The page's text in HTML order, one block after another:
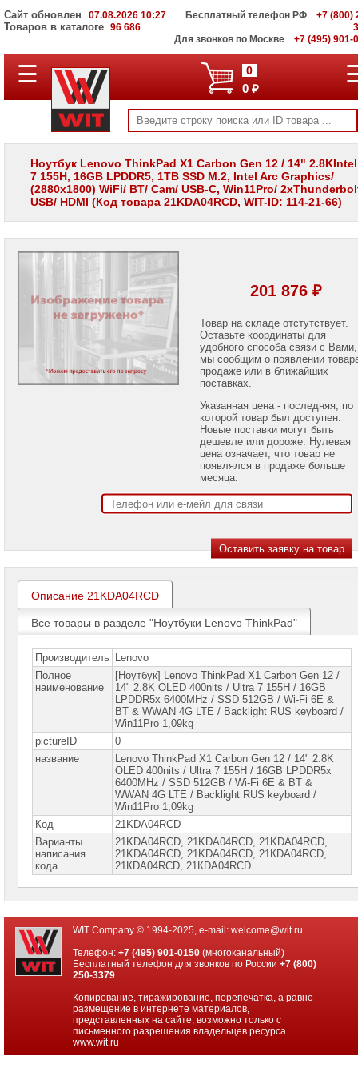
Сайт обновлен 07.08.2026 10:27
Товаров в каталоге 96 686
Бесплатный телефон РФ
+7 (800)
Для звонков по Москве
+7 (495) 901-
ПОЛНЫЙ
КАТАЛОГ
Корпоративные
серверы
WIT
Системы
хранения
данных
Мониторы
LCD
Проекторы
проекторов
MSI
Ноутбуки
Acer
Ноутбуки
Asus
Ноутбуки
Ноутбуки
HP
Ноутбуки
Lenovo
Планшеты
Lenovo
Ноутбуки
Lenovo
Xiaoxin
Ноутбуки
Ноутбуки
Lenovo
ThinkPad
☰ 0
0 ₽
Ноутбук Lenovo ThinkPad X1 Carbon Gen 12 / 14"
7 155H, 16GB LPDDR5, 1TB SSD M.2, Intel Arc Graphics/
(2880x1800) WiFi/ BT/ Cam/ USB-C, Win11Pro/
USB/ HDMI (Код товара 21KDA04RCD, WIT-ID: 114-21-66)
201 876 ₽
Товар на складе отстутствует.
Оставьте координаты для
удобного способа связи с Вами,
мы сообщим о появлении
продаже или в ближайших
поставках.
Указанная цена - последняя, по
которой товар был доступен.
Новые поставки могут быть
дешевле или дороже. Нулевая
цена означает, что товар не
появлялся в продаже больше
месяца.
Описание 21KDA04RCD
Все товары в разделе "Ноутбуки Lenovo ThinkPad"
Производитель
Lenovo
Полное
наименование
[Ноутбук] Lenovo ThinkPad X1 Carbon Gen 12 /
14" 2.8K OLED 400nits / Ultra 7 155H / 16GB
LPDDR5x 6400MHz / SSD 512GB / Wi-Fi 6E &
BT & WWAN 4G LTE / Backlight RUS keyboard /
Win11Pro 1,09kg
pictureID
0
название
Lenovo ThinkPad X1 Carbon Gen 12 / 14" 2.8K
OLED 400nits / Ultra 7 155H / 16GB LPDDR5x
6400MHz / SSD 512GB / Wi-Fi 6E & BT &
WWAN 4G LTE / Backlight RUS keyboard /
Win11Pro 1,09kg
Код
21KDA04RCD
Варианты
написания
кода
21KDA04RCD, 21KDA04RCD, 21KDА04RCD,
21KDА04RСD, 21KDА04RСD, 21КDА04RСD,
21КDА04RСD, 21КDА04RСD
WIT Company © 1994-2025, e-mail: welcome@wit.ru
Телефон:+7 (495) 901-0150 (многоканальный)
Бесплатный телефон для звонков по России+7 (800)
250-3379
Копирование, тиражирование, перепечатка, а равно
размещение в интернете материалов,
представленных на сайте, возможно только с
письменного разрешения владельцев ресурса
www.wit.ru